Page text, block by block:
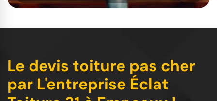
Le devis toiture pas cher
par L'entreprise Éclat